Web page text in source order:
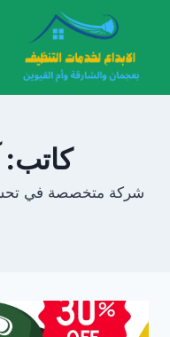
المحتوى
كاتب: